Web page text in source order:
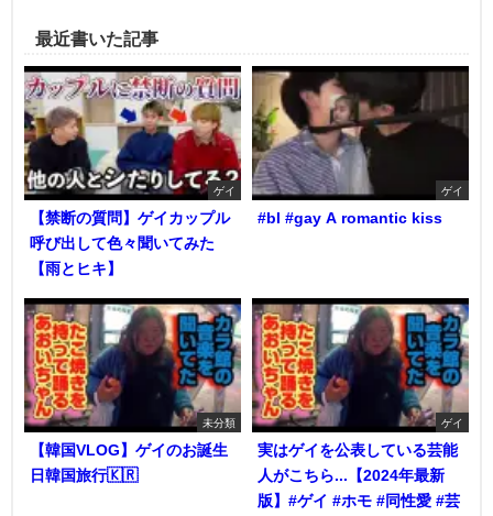
最近書いた記事
ゲイ
【禁断の質問】ゲイカップル
呼び出して色々聞いてみた
【雨とヒキ】
ゲイ
#bl #gay A romantic kiss
未分類
【韓国VLOG】ゲイのお誕生
日韓国旅行🇰🇷
ゲイ
実はゲイを公表している芸能
人がこちら...【2024年最新
版】#ゲイ #ホモ #同性愛 #芸